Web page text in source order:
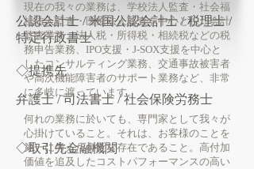
◇取引先金融機関
公認会計士 / 米国公認会計士 / 税理士 /
特定行政書士
◇提携先
弁護士 / 司法書士 / 社会保険労務士
現在の我々の業務は、学校法人監査・社会福
祉法人監査・医療法人監査を中心とした会計
監査業務、法人税・所得税・相続税などの税
務申告業務、IPO支援・J-SOX支援を中心と
したコンサルティング業務、交通事故被害者
や高次機能障害者のサポート業務など、非常
に多岐に渡っています。
何れの業務に於いても、 専⾨家として我々が
⼼掛けていること。それは、お客様のことを
第一に考えた身近な存在であること。 高付加
価値を追及したコストパフォーマンスの高い